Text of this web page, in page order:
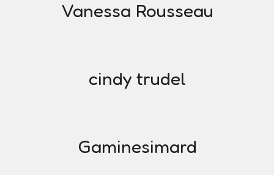
Vanessa Rousseau
cindy trudel
Gaminesimard